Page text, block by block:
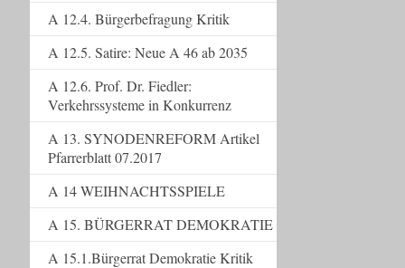
A 12.4. Bürgerbefragung Kritik
A 12.5. Satire: Neue A 46 ab 2035
A 12.6. Prof. Dr. Fiedler:
Verkehrssysteme in Konkurrenz
A 13. SYNODENREFORM Artikel
Pfarrerblatt 07.2017
A 14 WEIHNACHTSSPIELE
A 15. BÜRGERRAT DEMOKRATIE
A 15.1.Bürgerrat Demokratie Kritik